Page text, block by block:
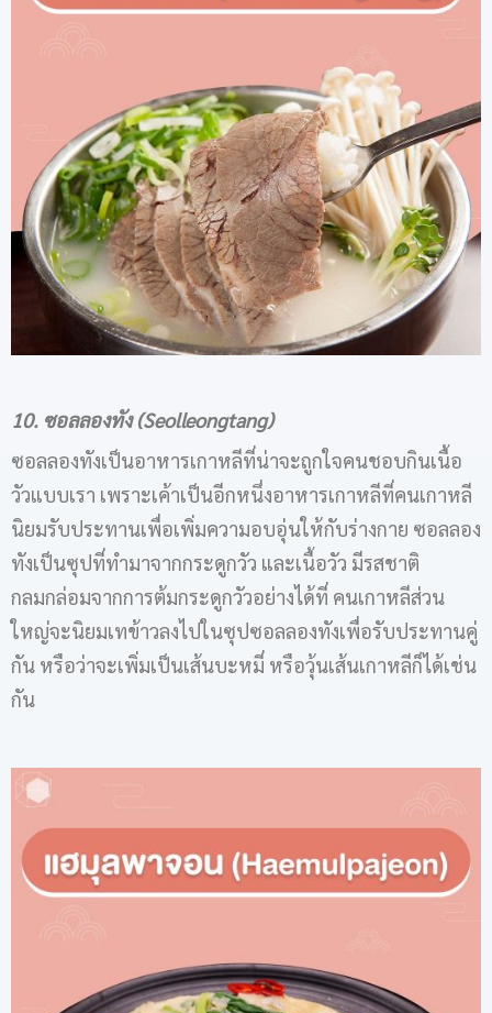
10. ซอลลองทัง (Seolleongtang)
ซอลลองทังเป็นอาหารเกาหลีที่น่าจะถูกใจคนชอบกินเนื้อ
วัวแบบเรา เพราะเค้าเป็นอีกหนึ่งอาหารเกาหลีที่คนเกาหลี
นิยมรับประทานเพื่อเพิ่มความอบอุ่นให้กับร่างกาย ซอลลอง
ทังเป็นซุปที่ทำมาจากกระดูกวัว และเนื้อวัว มีรสชาติ
กลมกล่อมจากการต้มกระดูกวัวอย่างได้ที่ คนเกาหลีส่วน
ใหญ่จะนิยมเทข้าวลงไปในซุปซอลลองทังเพื่อรับประทานคู่
กัน หรือว่าจะเพิ่มเป็นเส้นบะหมี่ หรือวุ้นเส้นเกาหลีก็ได้เช่น
กัน